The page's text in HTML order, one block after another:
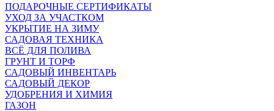
ПОДАРОЧНЫЕ СЕРТИФИКАТЫ
УХОД ЗА УЧАСТКОМ
УКРЫТИЕ НА ЗИМУ
САДОВАЯ ТЕХНИКА
ВСЁ ДЛЯ ПОЛИВА
ГРУНТ И ТОРФ
САДОВЫЙ ИНВЕНТАРЬ
САДОВЫЙ ДЕКОР
УДОБРЕНИЯ И ХИМИЯ
ГАЗОН